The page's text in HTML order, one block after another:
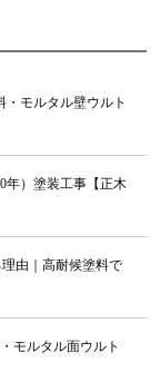
モルタル壁ウルト
年）塗装工事【正木
由｜高耐候塗料で
モルタル面ウルト